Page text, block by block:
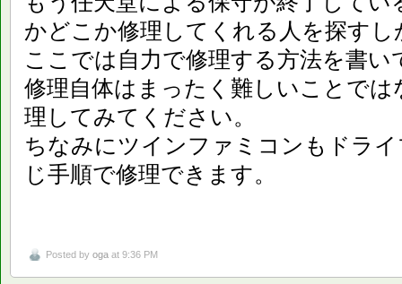
かどこか修理してくれる人を探す
ここでは自力で修理する方法を書い
修理自体はまったく難しいことで
理してみてください。
ちなみにツインファミコンもドラ
じ手順で修理できます。
Posted by oga at 9:36 PM